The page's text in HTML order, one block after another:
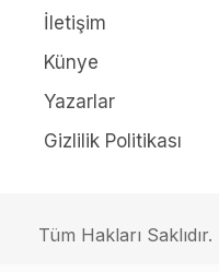
İletişim
Künye
Yazarlar
Gizlilik Politikası
Tüm Hakları Saklıdır. |